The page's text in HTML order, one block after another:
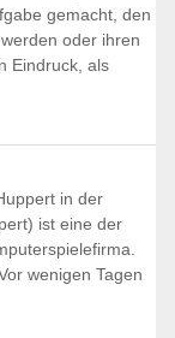
gemacht, den
oder ihren
Eindruck, als
in der
ist eine der
wenigen Tagen